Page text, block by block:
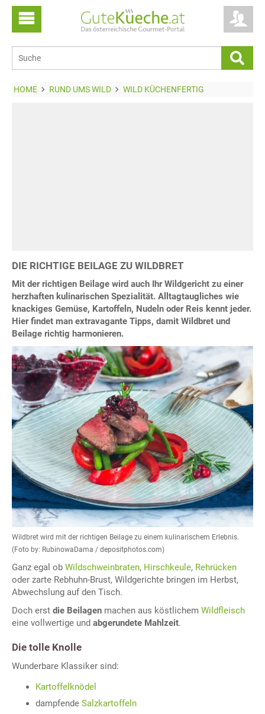
HOME RUND UMS WILD WILD KÜCHENFERTIG
DIE RICHTIGE BEILAGE ZU WILDBRET
Mit der richtigen Beilage wird auch Ihr Wildgericht zu einer
herzhaften kulinarischen Spezialität. Alltagtaugliches wie
knackiges Gemüse, Kartoffeln, Nudeln oder Reis kennt jeder.
Hier findet man extravagante Tipps, damit Wildbret und
Beilage richtig harmonieren.
Wildbret wird mit der richtigen Beilage zu einem kulinarischem Erlebnis.
(Foto by: RubinowaDama / depositphotos.com)
Ganz egal ob Wildschweinbraten, Hirschkeule, Rehrücken
oder zarte Rebhuhn-Brust, Wildgerichte bringen im Herbst,
Abwechslung auf den Tisch.
Doch erst die Beilagen machen aus köstlichem Wildfleisch
eine vollwertige und abgerundete Mahlzeit.
Die tolle Knolle
Wunderbare Klassiker sind:
Kartoffelknödel
dampfende Salzkartoffeln